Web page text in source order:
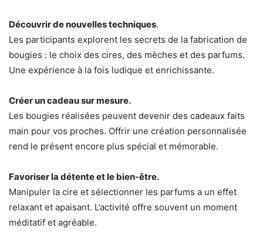
Découvrir de nouvelles techniques.
Les participants explorent les secrets de la fabrication de
bougies : le choix des cires, des mèches et des parfums.
Une expérience à la fois ludique et enrichissante.
Créer un cadeau sur mesure.
Les bougies réalisées peuvent devenir des cadeaux faits
main pour vos proches. Offrir une création personnalisée
rend le présent encore plus spécial et mémorable.
Favoriser la détente et le bien-être.
Manipuler la cire et sélectionner les parfums a un effet
relaxant et apaisant. L’activité offre souvent un moment
méditatif et agréable.